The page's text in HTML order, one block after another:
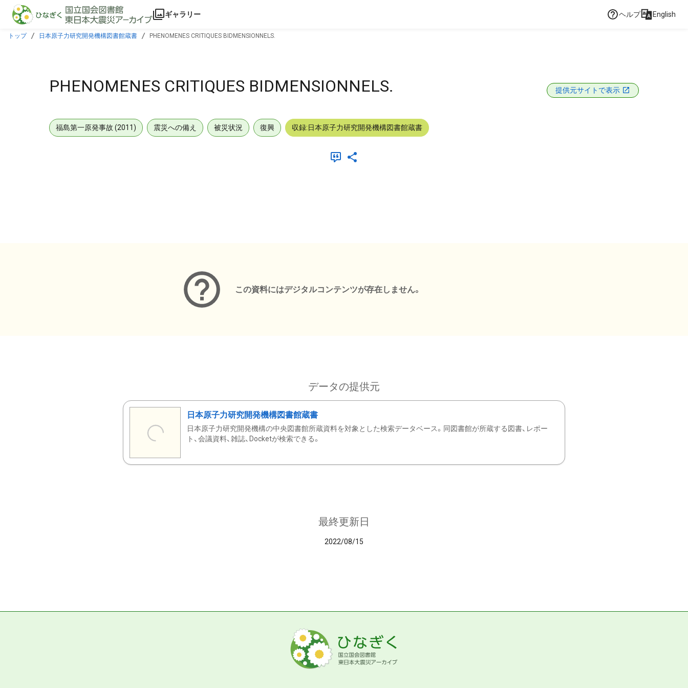
本文に飛ぶ
ギャラリー ヘルプ English
トップ 日本原子力研究開発機構図書館蔵書 PHENOMENES CRITIQUES BIDMENSIONNELS.
PHENOMENES CRITIQUES BIDMENSIONNELS. 提供元サイトで表示
福島第一原発事故 (2011) 震災への備え 被災状況 復興 収録:日本原子力研究開発機構図書館蔵書
この資料にはデジタルコンテンツが存在しません。
データの提供元
日本原子力研究開発機構図書館蔵書
日本原子力研究開発機構の中央図書館所蔵資料を対象とした検索データベース。同図書館が所蔵する図書、レポー
ト、会議資料、雑誌、Docketが検索できる。
最終更新日
2022/08/15